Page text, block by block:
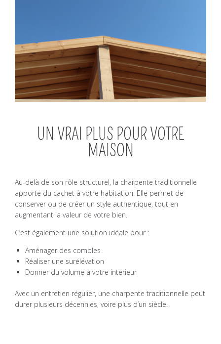
UN VRAI PLUS POUR VOTRE
MAISON
Au-delà de son rôle structurel, la charpente traditionnelle
apporte du cachet à votre habitation. Elle permet de
conserver ou de créer un style authentique, tout en
augmentant la valeur de votre bien.
C’est également une solution idéale pour :
Aménager des combles
Réaliser une surélévation
Donner du volume à votre intérieur
Avec un entretien régulier, une charpente traditionnelle peut
durer plusieurs décennies, voire plus d’un siècle.